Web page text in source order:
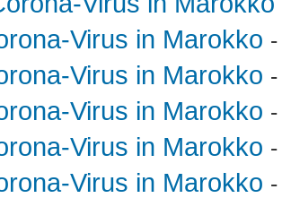
Virus in Marokko
Virus in Marokko
Virus in Marokko
Virus in Marokko
Virus in Marokko